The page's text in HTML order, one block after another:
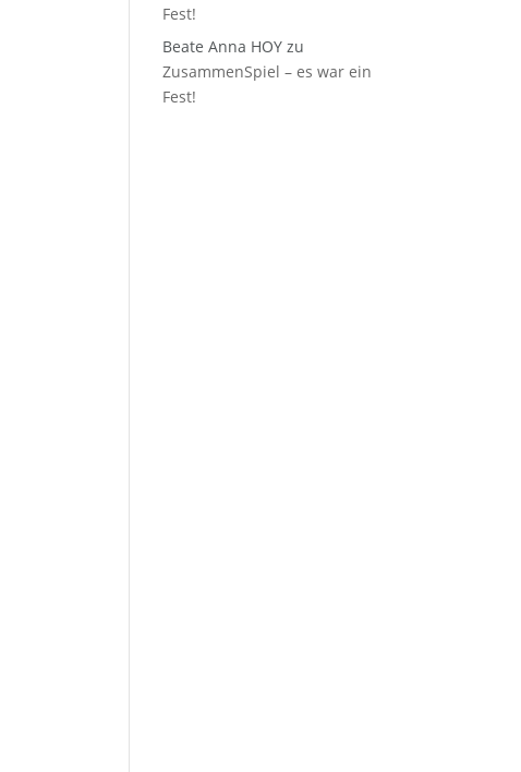
Fest!
Beate Anna HOY zu
ZusammenSpiel – es war ein
Fest!